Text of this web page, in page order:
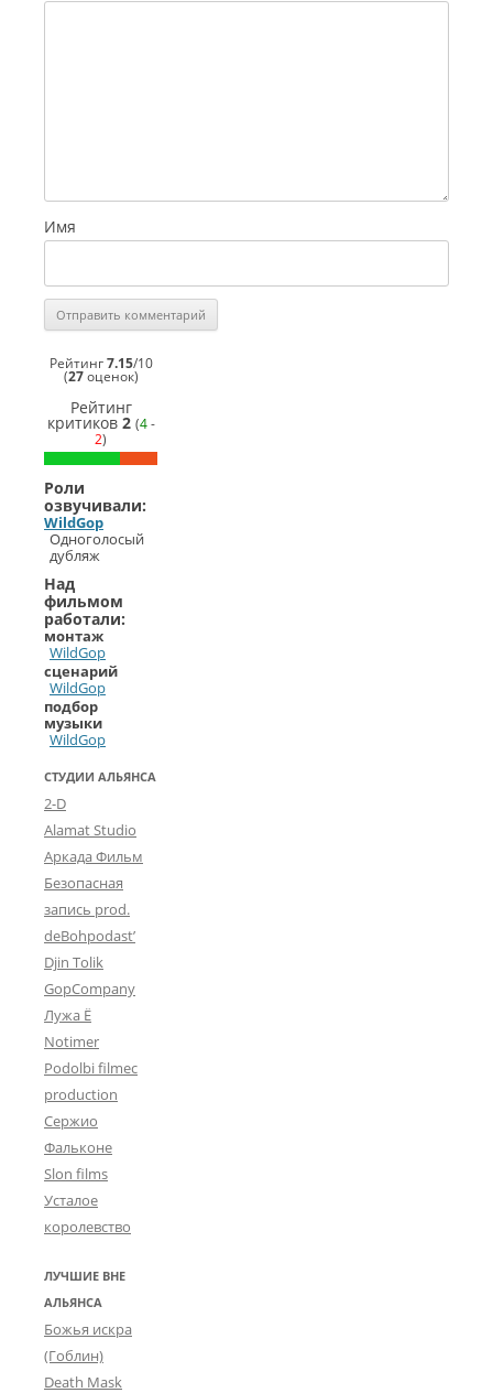
Имя
Рейтинг7.15/10
(27оценок)
Рейтинг
критиков 2 (4-
2)
Роли
озвучивали:
WildGop
Одноголосый
дубляж
Над
фильмом
работали:
монтаж
WildGop
сценарий
WildGop
подбор
музыки
WildGop
СТУДИИ АЛЬЯНСА
2-D
Alamat Studio
Аркада Фильм
Безопасная
запись prod.
deBohpodast’
Djin Tolik
GopCompany
Лужа Ё
Notimer
Podolbi filmec
production
Сержио
Фальконе
Slon films
Усталое
королевство
ЛУЧШИЕ ВНЕ
АЛЬЯНСА
Божья искра
(Гоблин)
Death Mask